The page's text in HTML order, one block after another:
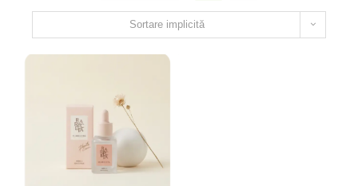
Sortare implicită